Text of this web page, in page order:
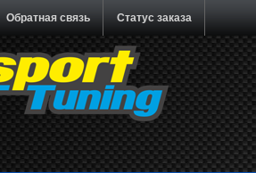
Обратная связь Статус заказа